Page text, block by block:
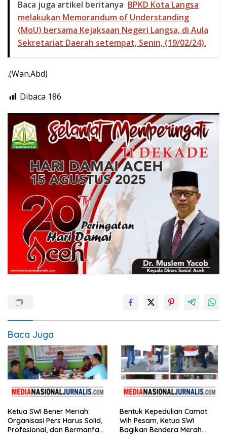
Baca juga artikel beritanya BPKD Kota Langsa
melakukan Memorandum of Understanding
(MoU) bersama Kejaksaan Negeri Langsa, di Aula
Sekretariat Daerah setempat, Senin, (19/02/24).
.(Wan.Abd)
Dibaca 186
Baca Juga
Ketua SWI Bener Meriah:
Organisasi Pers Harus Solid,
Profesional, dan Bermanfaat
Bentuk Kepedulian Camat
Wih Pesam, Ketua SWI
Bagikan Bendera Merah